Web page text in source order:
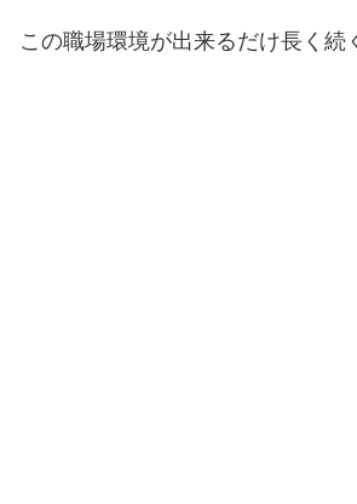
この職場環境が出来るだけ長く続